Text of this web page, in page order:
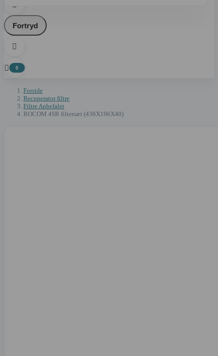

Fortryd

 0
Forside
Recuperator filtre
Filtre Anbefalet
ROCOM 4SR filtersæt (436X196X40)